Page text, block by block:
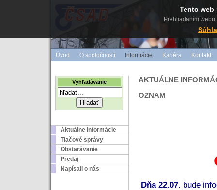
Úvod O spoločnosti Informácie Kariéra Kontakt
Vyhľadávanie
Aktuálne informácie
Tlačové správy
Obstarávanie
Predaj
Napísali o nás
AKTUÁLNE
OZNAM
Dňa 22.07. bude
Tento web
Prehliadaním